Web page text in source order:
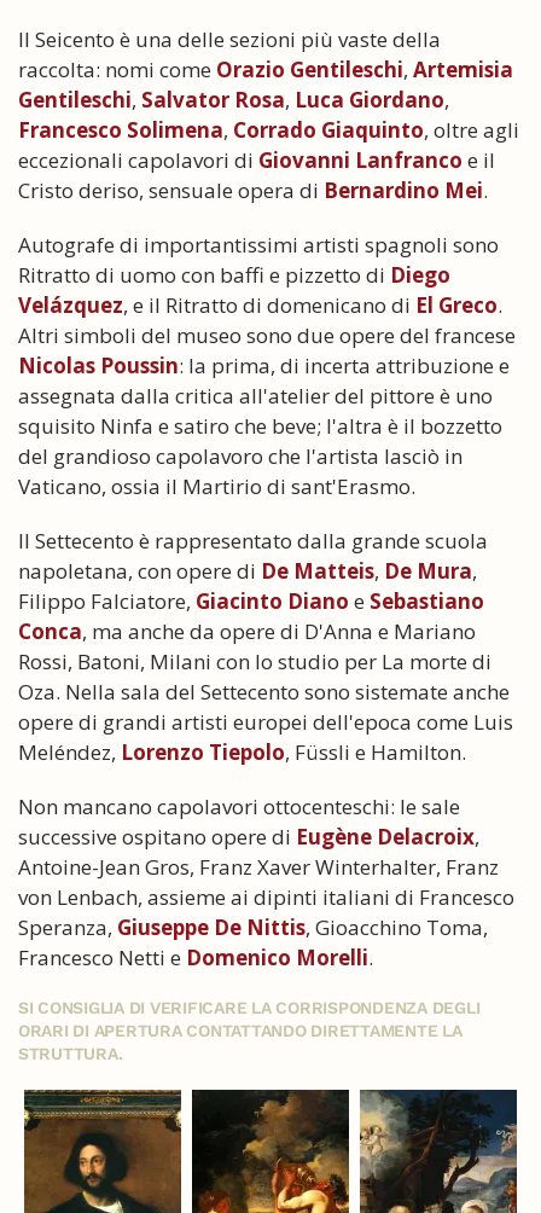
Il Seicento è una delle sezioni più vaste della
raccolta: nomi come Orazio Gentileschi, Artemisia
Gentileschi, Salvator Rosa, Luca Giordano,
Francesco Solimena, Corrado Giaquinto, oltre agli
eccezionali capolavori di Giovanni Lanfranco e il
Cristo deriso, sensuale opera di Bernardino Mei.
Autografe di importantissimi artisti spagnoli sono
Ritratto di uomo con baffi e pizzetto di Diego
Velázquez, e il Ritratto di domenicano di El Greco.
Altri simboli del museo sono due opere del francese
Nicolas Poussin: la prima, di incerta attribuzione e
assegnata dalla critica all'atelier del pittore è uno
squisito Ninfa e satiro che beve; l'altra è il bozzetto
del grandioso capolavoro che l'artista lasciò in
Vaticano, ossia il Martirio di sant'Erasmo.
Il Settecento è rappresentato dalla grande scuola
napoletana, con opere di De Matteis, De Mura,
Filippo Falciatore, Giacinto Diano e Sebastiano
Conca, ma anche da opere di D'Anna e Mariano
Rossi, Batoni, Milani con lo studio per La morte di
Oza. Nella sala del Settecento sono sistemate anche
opere di grandi artisti europei dell'epoca come Luis
Meléndez, Lorenzo Tiepolo, Füssli e Hamilton.
Non mancano capolavori ottocenteschi: le sale
successive ospitano opere di Eugène Delacroix,
Antoine-Jean Gros, Franz Xaver Winterhalter, Franz
von Lenbach, assieme ai dipinti italiani di Francesco
Speranza, Giuseppe De Nittis, Gioacchino Toma,
Francesco Netti e Domenico Morelli.
SI CONSIGLIA DI VERIFICARE LA CORRISPONDENZA DEGLI
ORARI DI APERTURA CONTATTANDO DIRETTAMENTE LA
STRUTTURA.